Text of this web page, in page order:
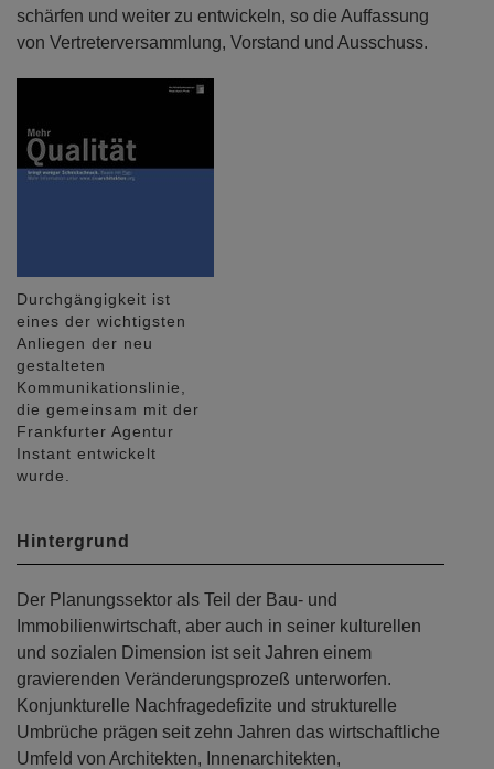
schärfen und weiter zu entwickeln, so die Auffassung
von Vertreterversammlung, Vorstand und Ausschuss.
Durchgängigkeit ist
eines der wichtigsten
Anliegen der neu
gestalteten
Kommunikationslinie,
die gemeinsam mit der
Frankfurter Agentur
Instant entwickelt
wurde.
Hintergrund
Der Planungssektor als Teil der Bau- und
Immobilienwirtschaft, aber auch in seiner kulturellen
und sozialen Dimension ist seit Jahren einem
gravierenden Veränderungsprozeß unterworfen.
Konjunkturelle Nachfragedefizite und strukturelle
Umbrüche prägen seit zehn Jahren das wirtschaftliche
Umfeld von Architekten, Innenarchitekten,